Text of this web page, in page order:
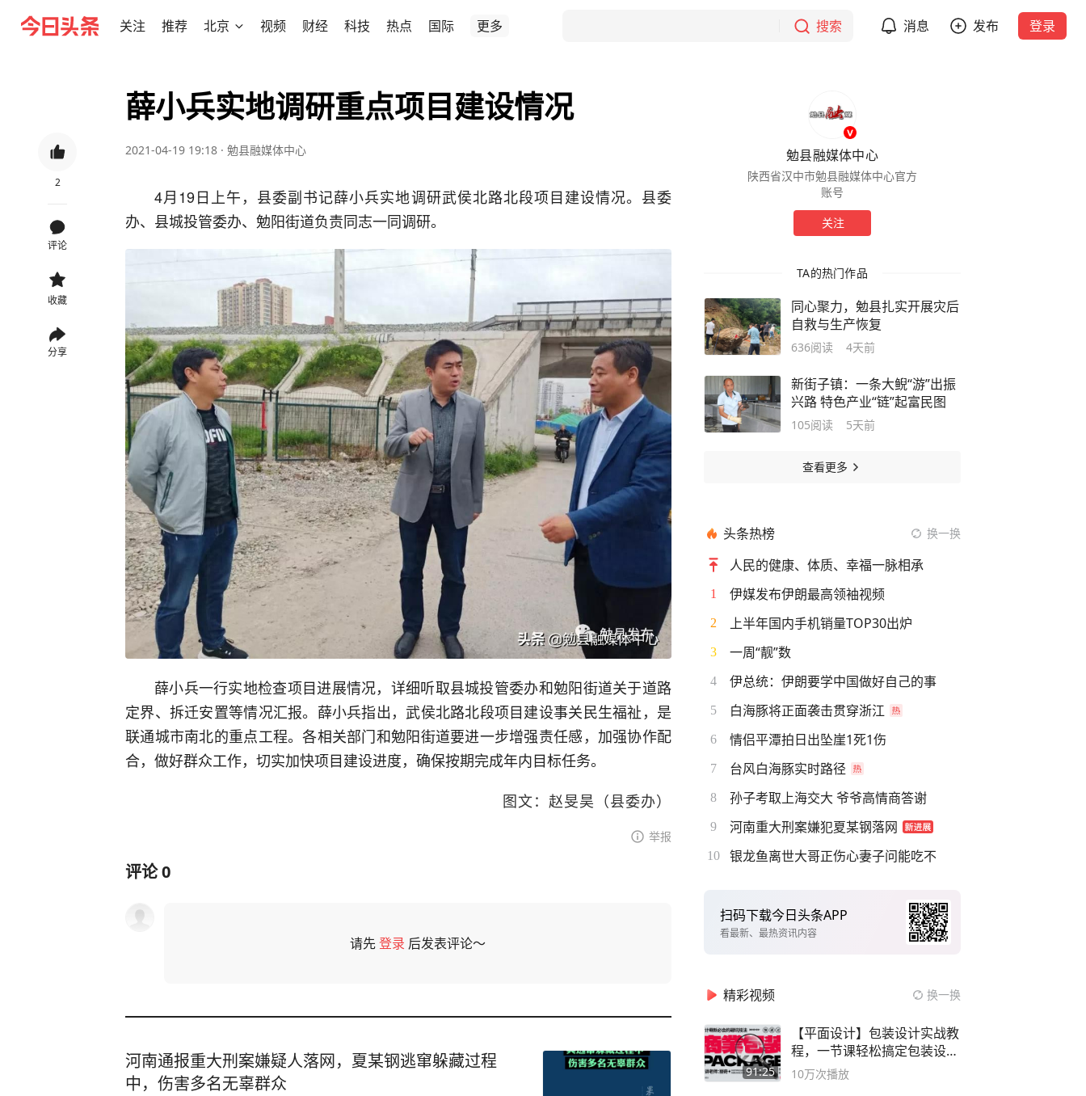
关注 推荐 北京 视频 财经 科技 热点 国际 更多 搜索 消息 发布 登录
2
评论
收藏
分享
薛小兵实地调研重点项目建设情况
2021-04-19 19:18 · 勉县融媒体中心
4月19日上午，县委副书记薛小兵实地调研武侯北路北段项目建设情况。县委
办、县城投管委办、勉阳街道负责同志一同调研。
薛小兵一行实地检查项目进展情况，详细听取县城投管委办和勉阳街道关于道路
定界、拆迁安置等情况汇报。薛小兵指出，武侯北路北段项目建设事关民生福祉，是
联通城市南北的重点工程。各相关部门和勉阳街道要进一步增强责任感，加强协作配
合，做好群众工作，切实加快项目建设进度，确保按期完成年内目标任务。
图文：赵旻昊（县委办）
举报
评论0
请先登录 后发表评论～
河南通报重大刑案嫌疑人落网，夏某钢逃窜躲藏过程
中，伤害多名无辜群众
勉县融媒体中心
陕西省汉中市勉县融媒体中心官方
账号
关注
TA的热门作品
同心聚力，勉县扎实开展灾后
自救与生产恢复
636阅读 4天前
新街子镇：一条大鲵“游”出振
兴路 特色产业“链”起富民图
105阅读 5天前
查看更多
头条热榜 换一换
人民的健康、体质、幸福一脉相承
1 伊媒发布伊朗最高领袖视频
2 上半年国内手机销量TOP30出炉
3 一周“靓”数
4 伊总统：伊朗要学中国做好自己的事
5 白海豚将正面袭击贯穿浙江
6 情侣平潭拍日出坠崖1死1伤
7 台风白海豚实时路径
8 孙子考取上海交大 爷爷高情商答谢
9 河南重大刑案嫌犯夏某钢落网
10 银龙鱼离世大哥正伤心妻子问能吃不
扫码下载今日头条APP
看最新、最热资讯内容
精彩视频 换一换
91:25
【平面设计】包装设计实战教
程，一节课轻松搞定包装设计
流程！
10万次播放